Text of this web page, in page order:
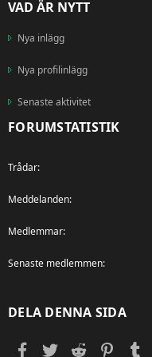
VAD ÄR NYTT
Nya inlägg
Nya profilinlägg
Senaste aktivitet
FORUMSTATISTIK
Trådar
Meddelanden
Medlemmar
Senaste medlemmen
DELA DENNA SIDA
Facebook
TwitterReddit